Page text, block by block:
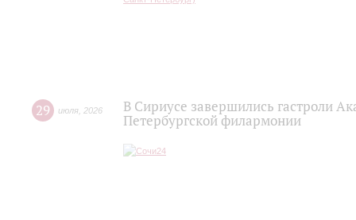
29 июля 2026
В Сириусе завершились гастроли
Петербургской филармонии